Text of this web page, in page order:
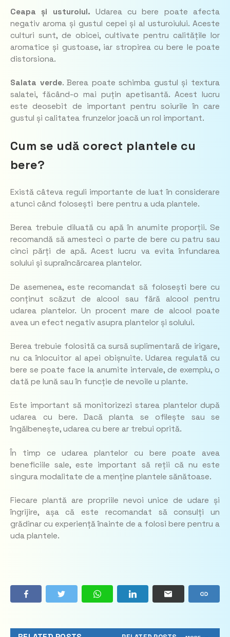
Ceapa și usturoiul. Udarea cu bere poate afecta
negativ aroma și gustul cepei și al usturoiului. Aceste
culturi sunt, de obicei, cultivate pentru calitățile lor
aromatice și gustoase, iar stropirea cu bere le poate
distorsiona.
Salata verde. Berea poate schimba gustul și textura
salatei, făcând-o mai puțin apetisantă. Acest lucru
este deosebit de important pentru soiurile în care
gustul și calitatea frunzelor joacă un rol important.
Cum se udă corect plantele cu
bere?
Există câteva reguli importante de luat în considerare
atunci când folosești bere pentru a uda plantele.
Berea trebuie diluată cu apă în anumite proporții. Se
recomandă să amesteci o parte de bere cu patru sau
cinci părți de apă. Acest lucru va evita înfundarea
solului și supraîncărcarea plantelor.
De asemenea, este recomandat să folosești bere cu
conținut scăzut de alcool sau fără alcool pentru
udarea plantelor. Un procent mare de alcool poate
avea un efect negativ asupra plantelor și solului.
Berea trebuie folosită ca sursă suplimentară de irigare,
nu ca înlocuitor al apei obișnuite. Udarea regulată cu
bere se poate face la anumite intervale, de exemplu, o
dată pe lună sau în funcție de nevoile u plante.
Este important să monitorizezi starea plantelor după
udarea cu bere. Dacă planta se ofilește sau se
îngălbenește, udarea cu bere ar trebui oprită.
În timp ce udarea plantelor cu bere poate avea
beneficiile sale, este important să reții că nu este
singura modalitate de a menține plantele sănătoase.
Fiecare plantă are propriile nevoi unice de udare și
îngrijire, așa că este recomandat să consulți un
grădinar cu experiență înainte de a folosi bere pentru a
uda plantele.